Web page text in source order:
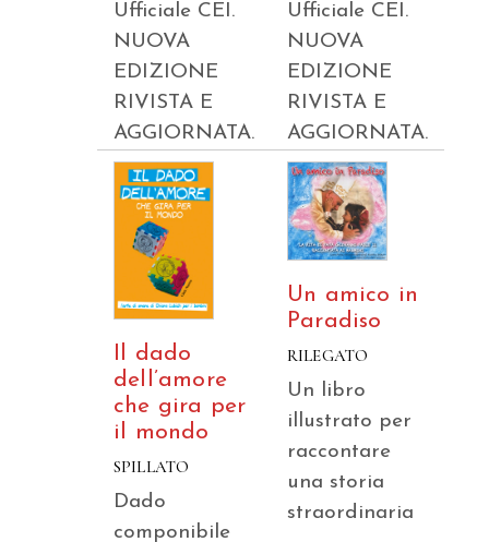
Ufficiale CEI.
NUOVA
EDIZIONE
RIVISTA E
AGGIORNATA.
Ufficiale CEI.
NUOVA
EDIZIONE
RIVISTA E
AGGIORNATA.
Il dado
dell’amore
che gira per
il mondo
SPILLATO
Dado
componibile
Un amico in
Paradiso
RILEGATO
Un libro
illustrato per
raccontare
una storia
straordinaria